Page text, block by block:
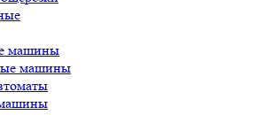
машины
машины